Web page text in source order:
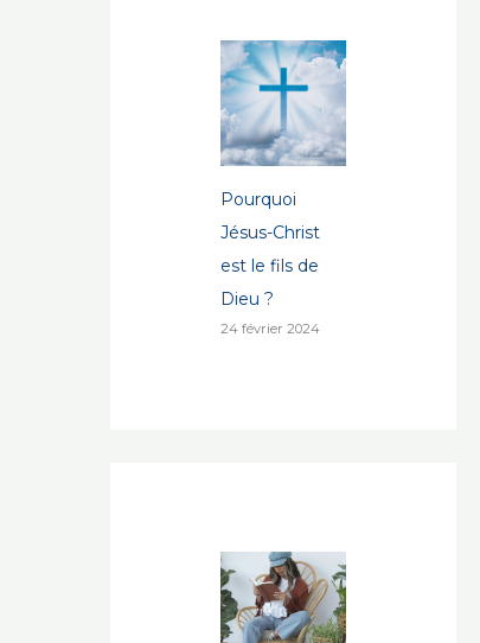
Pourquoi
Jésus-Christ
est le fils de
Dieu ?
24 février 2024